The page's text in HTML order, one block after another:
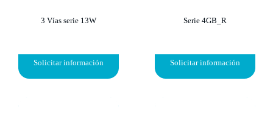
3 Vías serie 13W
Solicitar información
Serie 4GB_R
Solicitar información